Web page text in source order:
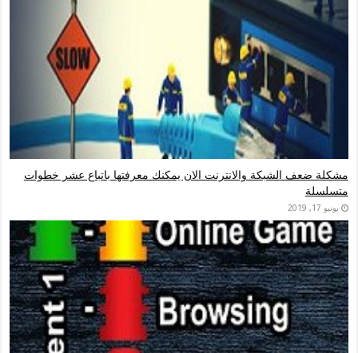
والانترنت الان يمكنك معرفتها باتباع عشر خطوات